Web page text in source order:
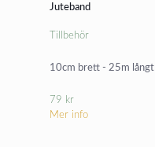
Juteband
Tillbehör
10cm brett - 25m långt
79 kr
Mer info